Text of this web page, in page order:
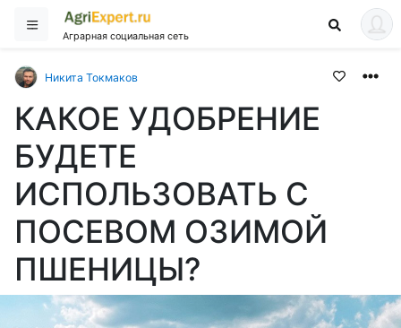
Аграрная социальная сеть
Никита Токмаков
КАКОЕ УДОБРЕНИЕ
БУДЕТЕ
ИСПОЛЬЗОВАТЬ С
ПОСЕВОМ ОЗИМОЙ
ПШЕНИЦЫ?